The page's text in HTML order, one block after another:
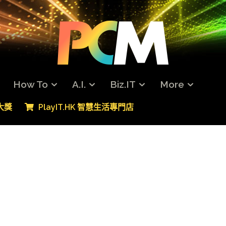
How To A.I. Biz.IT More
獎 PlayIT.HK 智慧生活專門店